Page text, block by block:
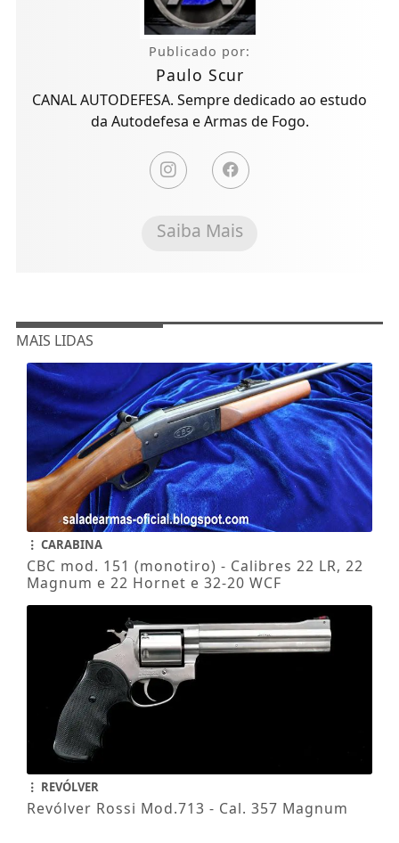
Publicado por:
Paulo Scur
CANAL AUTODEFESA. Sempre dedicado ao estudo
da Autodefesa e Armas de Fogo.
Saiba Mais
MAIS LIDAS
CARABINA
CBC mod. 151 (monotiro) - Calibres 22 LR, 22
Magnum e 22 Hornet e 32-20 WCF
REVÓLVER
Revólver Rossi Mod.713 - Cal. 357 Magnum